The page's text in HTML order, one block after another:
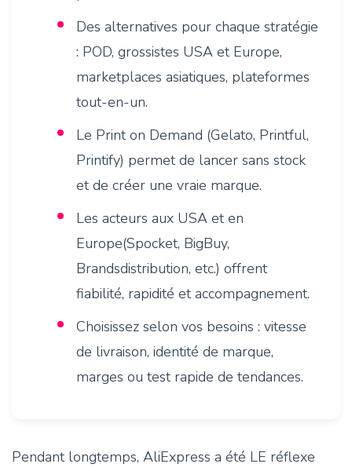
Des alternatives pour chaque stratégie
: POD, grossistes USA et Europe,
marketplaces asiatiques, plateformes
tout-en-un.
Le Print on Demand (Gelato, Printful,
Printify) permet de lancer sans stock
et de créer une vraie marque.
Les acteurs aux USA et en
Europe(Spocket, BigBuy,
Brandsdistribution, etc.) offrent
fiabilité, rapidité et accompagnement.
Choisissez selon vos besoins : vitesse
de livraison, identité de marque,
marges ou test rapide de tendances.
Pendant longtemps, AliExpress a été LE réflexe